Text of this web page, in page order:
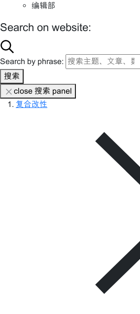
编辑部
Search on website:
Search by phrase:
搜索
close 搜索 panel
复合改性